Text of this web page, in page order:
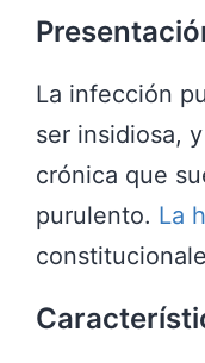
La infección
ser insidiosa,
crónica que
purulento. La